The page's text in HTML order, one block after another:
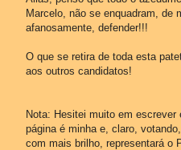
Marcelo, não se enquadram, de
afanosamente, defender!!!
O que se retira de toda esta
aos outros candidatos!
Nota: Hesitei muito em
página é minha e, claro,
com mais brilho, representará o